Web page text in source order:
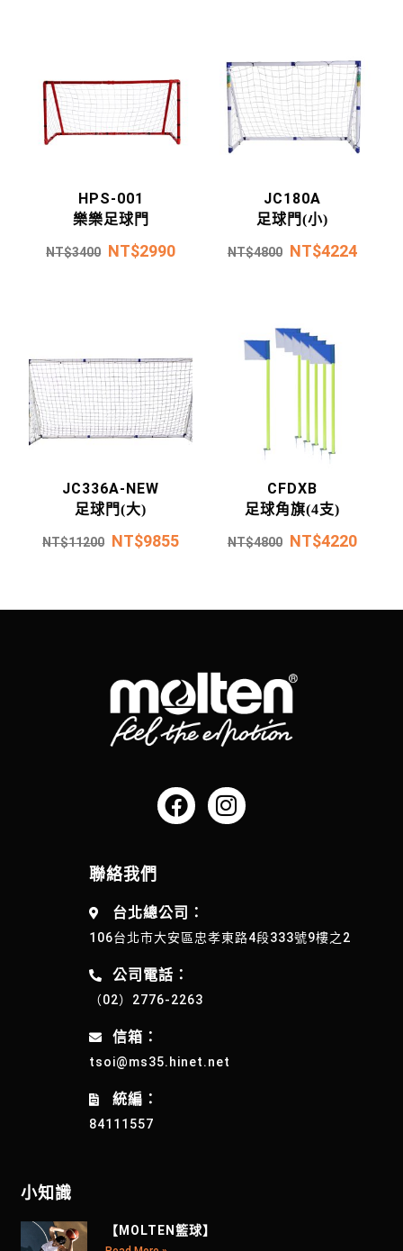
HPS-001
樂樂足球門
NT$3400 NT$2990
JC180A
足球門(小)
NT$4800 NT$4224
JC336A-NEW
足球門(大)
NT$11200 NT$9855
CFDXB
足球角旗(4支)
NT$4800 NT$4220
聯絡我們
台北總公司：
106台北市大安區忠孝東路4段333號9樓之2
公司電話：
（02）2776-2263
信箱：
tsoi@ms35.hinet.net
統編：
84111557
小知識
【MOLTEN籃球】